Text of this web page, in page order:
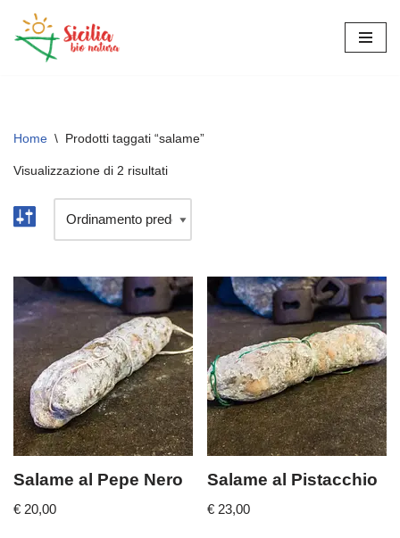
Vai
Home \ Prodotti taggati “salame”
Visualizzazione di 2 risultati
Salame al Pepe Nero
€ 20,00
Salame al Pistacchio
€ 23,00